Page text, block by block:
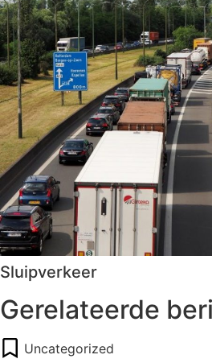
Sluipverkeer
Gerelateerde
Uncategorized